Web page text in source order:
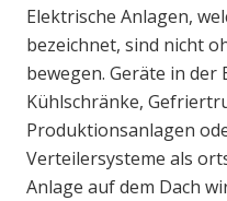
Elektrische Anlagen,
bezeichnet, sind nicht
bewegen. Geräte in der
Kühlschränke,
Produktionsanlagen
Verteilersysteme als
Anlage auf dem Dach